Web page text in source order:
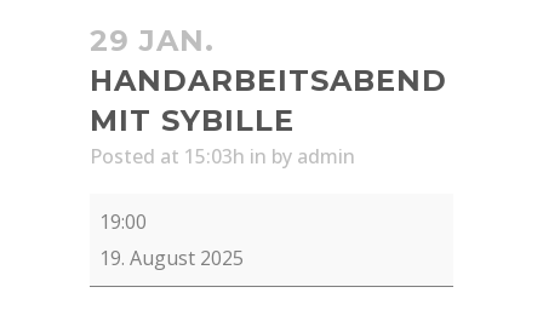
29 JAN.
HANDARBEITSABEND
MIT SYBILLE
Posted at 15:03h in by admin
Handarbeitsabend
Sybille
19:00
19. August 2025